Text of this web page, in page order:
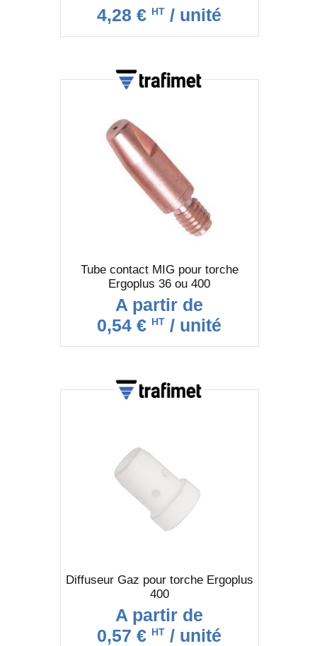
4,28 € HT / unité
Tube contact MIG pour torche
Ergoplus 36 ou 400
A partir de
0,54 € HT / unité
Diffuseur Gaz pour torche Ergoplus
400
A partir de
0,57 € HT / unité